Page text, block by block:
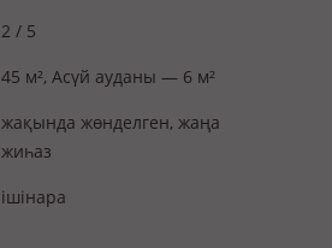
2 / 5
45 м², Асүй ауданы — 6 м²
жақында жөнделген, жаңа
жиһаз
ішінара